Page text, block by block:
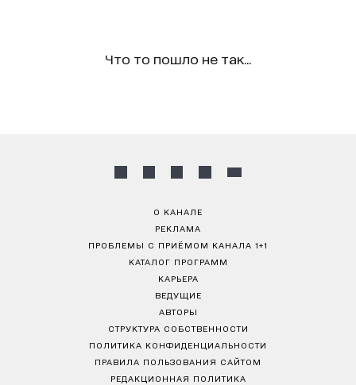
Что то пошло не так...
О КАНАЛЕ
РЕКЛАМА
ПРОБЛЕМЫ С ПРИЁМОМ КАНАЛА 1+1
КАТАЛОГ ПРОГРАММ
КАРЬЕРА
ВЕДУЩИЕ
АВТОРЫ
СТРУКТУРА СОБСТВЕННОСТИ
ПОЛИТИКА КОНФИДЕНЦИАЛЬНОСТИ
ПРАВИЛА ПОЛЬЗОВАНИЯ САЙТОМ
РЕДАКЦИОННАЯ ПОЛИТИКА